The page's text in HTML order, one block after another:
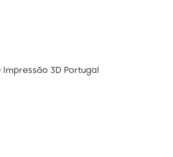
Impressão 3D Portugal